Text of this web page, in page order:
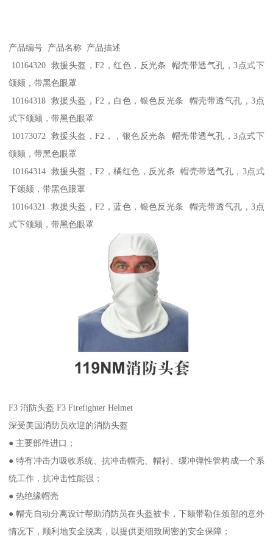
产品编号 产品名称 产品描述
10164320 救援头盔，F2，红色，反光条 帽壳带透气孔，3点式下
颌颏，带黑色眼罩
10164318 救援头盔，F2，白色，银色反光条 帽壳带透气孔，3点
式下颌颏，带黑色眼罩
10173072 救援头盔，F2，，银色反光条 帽壳带透气孔，3点式下
颌颏，带黑色眼罩
10164314 救援头盔，F2，橘红色，反光条 帽壳带透气孔，3点式
下颌颏，带黑色眼罩
10164321 救援头盔，F2，蓝色，银色反光条 帽壳带透气孔，3点
式下颌颏，带黑色眼罩
F3 消防头盔 F3 Firefighter Helmet
深受美国消防员欢迎的消防头盔
● 主要部件进口；
● 特有冲击力吸收系统、抗冲击帽壳、帽衬、缓冲弹性管构成一个系
统工作，抗冲击性能强；
● 热绝缘帽壳
● 帽壳自动分离设计帮助消防员在头盔被卡，下颏带勒住颈部的意外
情况下，顺利地安全脱离，以提供更细致周密的安全保障；